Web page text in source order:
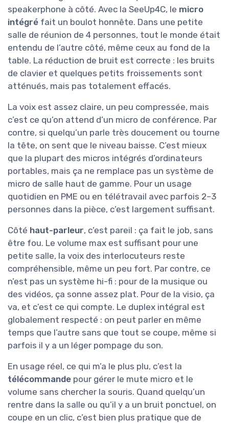
speakerphone à côté. Avec la SeeUp4C, le micro
intégré fait un boulot honnête. Dans une petite
salle de réunion de 4 personnes, tout le monde était
entendu de l’autre côté, même ceux au fond de la
table. La réduction de bruit est correcte : les bruits
de clavier et quelques petits froissements sont
atténués, mais pas totalement effacés.
La voix est assez claire, un peu compressée, mais
c’est ce qu’on attend d’un micro de conférence. Par
contre, si quelqu’un parle très doucement ou tourne
la tête, on sent que le niveau baisse. C’est mieux
que la plupart des micros intégrés d’ordinateurs
portables, mais ça ne remplace pas un système de
micro de salle haut de gamme. Pour un usage
quotidien en PME ou en télétravail avec parfois 2–3
personnes dans la pièce, c’est largement suffisant.
Côté haut-parleur, c’est pareil : ça fait le job, sans
être fou. Le volume max est suffisant pour une
petite salle, la voix des interlocuteurs reste
compréhensible, même un peu fort. Par contre, ce
n’est pas un système hi-fi : pour de la musique ou
des vidéos, ça sonne assez plat. Pour de la visio, ça
va, et c’est ce qui compte. Le duplex intégral est
globalement respecté : on peut parler en même
temps que l’autre sans que tout se coupe, même si
parfois il y a un léger pompage du son.
En usage réel, ce qui m’a le plus plu, c’est la
télécommande pour gérer le mute micro et le
volume sans chercher la souris. Quand quelqu’un
rentre dans la salle ou qu’il y a un bruit ponctuel, on
coupe en un clic, c’est bien plus pratique que de